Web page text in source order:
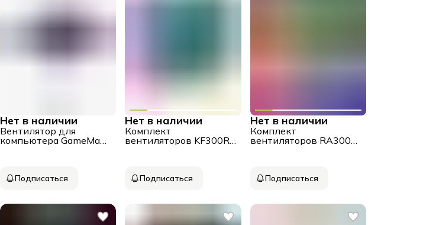
Нет в наличии
Вентилятор для
компьютера GameMax,
Подписаться
Нет в наличии
Комплект
вентиляторов KF300R
Подписаться
Нет в наличии
Комплект
вентиляторов RA300
Подписаться